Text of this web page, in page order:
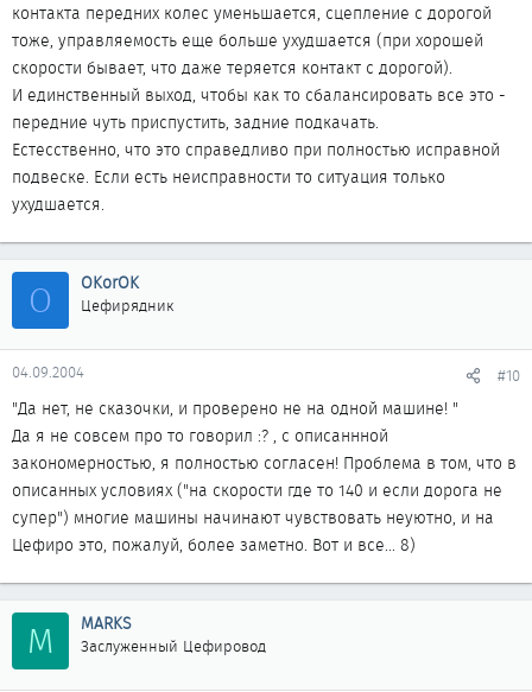
контакта передних колес уменьшается, сцепление с дорогой
тоже, управляемость еще больше ухудшается (при хорошей
скорости бывает, что даже теряется контакт с дорогой).
И единственный выход, чтобы как то сбалансировать все это -
передние чуть приспустить, задние подкачать.
Естесственно, что это справедливо при полностью исправной
подвеске. Если есть неисправности то ситуация только
ухудшается.
O OKorOK
Цефирядник
04.09.2004 #10
"Да нет, не сказочки, и проверено не на одной машине! "
Да я не совсем про то говорил :? , с описаннной
закономерностью, я полностью согласен! Проблема в том, что в
описанных условиях ("на скорости где то 140 и если дорога не
супер") многие машины начинают чувствовать неуютно, и на
Цефиро это, пожалуй, более заметно. Вот и все... 8)
M MARKS
Заслуженный Цефировод